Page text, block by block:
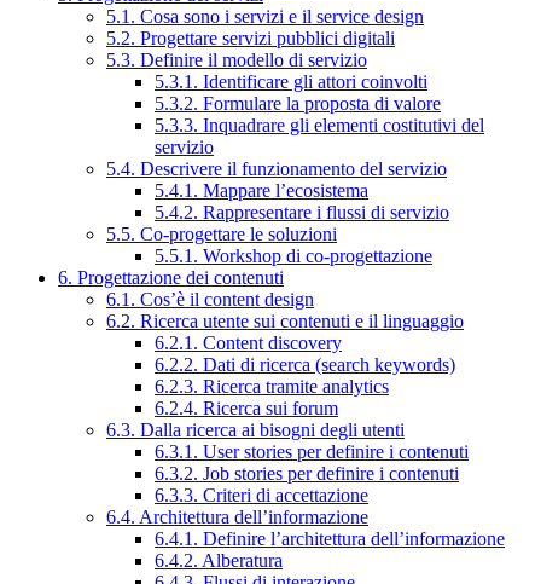
5.1. Cosa sono i servizi e il service design
5.2. Progettare servizi pubblici digitali
5.3. Definire il modello di servizio
5.3.1. Identificare gli attori coinvolti
5.3.2. Formulare la proposta di valore
5.3.3. Inquadrare gli elementi costitutivi del
servizio
5.4. Descrivere il funzionamento del servizio
5.4.1. Mappare l’ecosistema
5.4.2. Rappresentare i flussi di servizio
5.5. Co-progettare le soluzioni
5.5.1. Workshop di co-progettazione
6. Progettazione dei contenuti
6.1. Cos’è il content design
6.2. Ricerca utente sui contenuti e il linguaggio
6.2.1. Content discovery
6.2.2. Dati di ricerca (search keywords)
6.2.3. Ricerca tramite analytics
6.2.4. Ricerca sui forum
6.3. Dalla ricerca ai bisogni degli utenti
6.3.1. User stories per definire i contenuti
6.3.2. Job stories per definire i contenuti
6.3.3. Criteri di accettazione
6.4. Architettura dell’informazione
6.4.1. Definire l’architettura dell’informazione
6.4.2. Alberatura